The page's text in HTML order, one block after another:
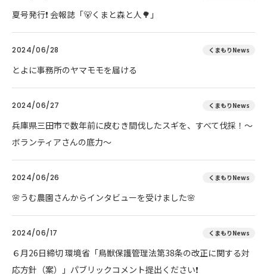
夏号発行❗️ 会報誌「🐻くまと森と人🌳」
2024/06/28 くまもりNews
とよに事務所のヤマモモを届ける
2024/06/27 くまもりNews
兵庫県三田市で数年前に皮むき間伐したスギを、すべて伐採！～
ボランティアさんの底力～
2024/06/26 くまもりNews
🌸うむ農園さんからインタビューを受けました🌸
2024/06/17 くまもりNews
６月26日締切 環境省「鳥獣保護管理法第38条の改正に関する対
応方針（案）」パブリックコメント提出ください❗